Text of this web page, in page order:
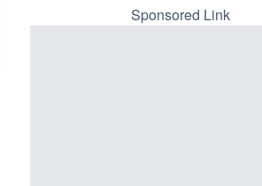
メラ|岐
詳細情
ーチェ
三次市
詳細情
Sponsored Link